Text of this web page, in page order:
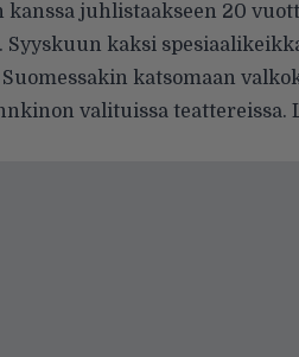
juhlistaakseen 20
Syyskuun kaksi
katsomaan
valituissa teattereissa.